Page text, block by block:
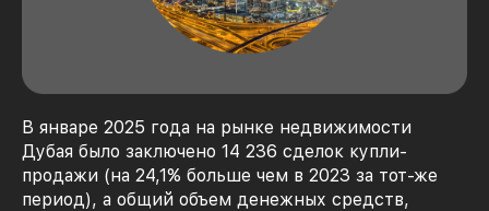
В январе 2025 года на рынке недвижимости
Дубая было заключено 14 236 сделок купли-
продажи (на 24,1% больше чем в 2023 за тот-же
период), а общий объем денежных средств,